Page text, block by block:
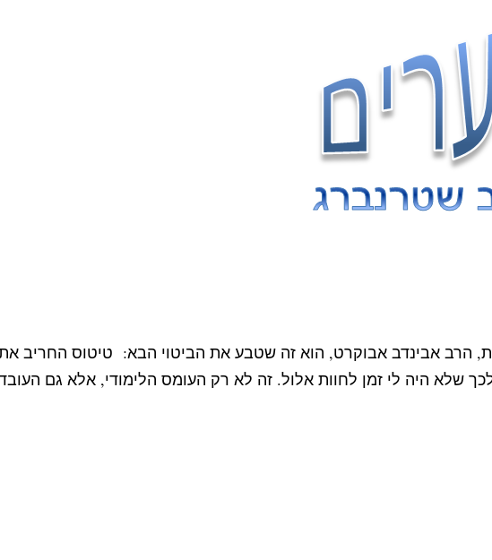
הרב אבינדב אבוקרט, הוא זה שטבע את הביטוי הבא: טיטוס החריב
שלא היה לי זמן לחוות אלול. זה לא רק העומס הלימודי, אלא גם